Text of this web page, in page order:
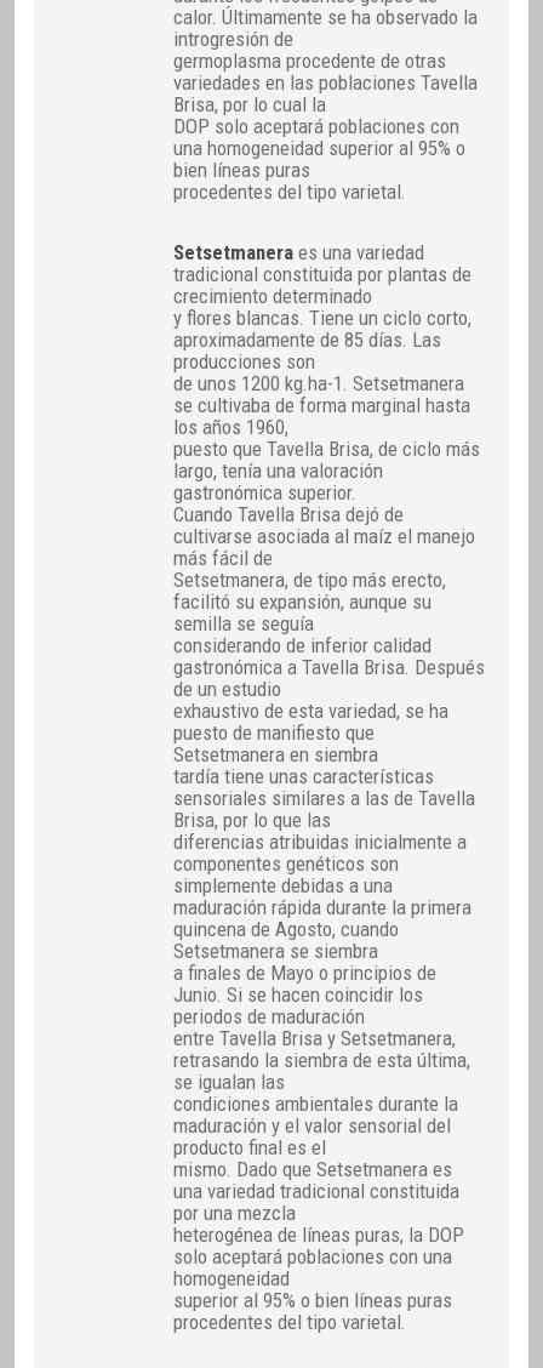
calor. Últimamente se ha observado la
introgresión de
germoplasma procedente de otras
variedades en las poblaciones Tavella
Brisa, por lo cual la
DOP solo aceptará poblaciones con
una homogeneidad superior al 95% o
bien líneas puras
procedentes del tipo varietal.
Setsetmanera es una variedad
tradicional constituida por plantas de
crecimiento determinado
y flores blancas. Tiene un ciclo corto,
aproximadamente de 85 días. Las
producciones son
de unos 1200 kg.ha-1. Setsetmanera
se cultivaba de forma marginal hasta
los años 1960,
puesto que Tavella Brisa, de ciclo más
largo, tenía una valoración
gastronómica superior.
Cuando Tavella Brisa dejó de
cultivarse asociada al maíz el manejo
más fácil de
Setsetmanera, de tipo más erecto,
facilitó su expansión, aunque su
semilla se seguía
considerando de inferior calidad
gastronómica a Tavella Brisa. Después
de un estudio
exhaustivo de esta variedad, se ha
puesto de manifiesto que
Setsetmanera en siembra
tardía tiene unas características
sensoriales similares a las de Tavella
Brisa, por lo que las
diferencias atribuidas inicialmente a
componentes genéticos son
simplemente debidas a una
maduración rápida durante la primera
quincena de Agosto, cuando
Setsetmanera se siembra
a finales de Mayo o principios de
Junio. Si se hacen coincidir los
periodos de maduración
entre Tavella Brisa y Setsetmanera,
retrasando la siembra de esta última,
se igualan las
condiciones ambientales durante la
maduración y el valor sensorial del
producto final es el
mismo. Dado que Setsetmanera es
una variedad tradicional constituida
por una mezcla
heterogénea de líneas puras, la DOP
solo aceptará poblaciones con una
homogeneidad
superior al 95% o bien líneas puras
procedentes del tipo varietal.